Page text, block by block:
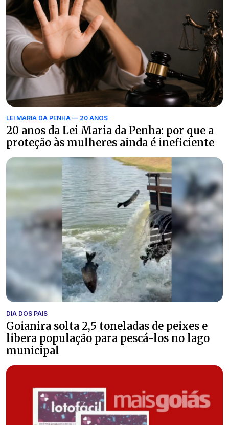
LEI MARIA DA PENHA — 20 ANOS
20 anos da Lei Maria da Penha: por que a
proteção às mulheres ainda é ineficiente
DIA DOS PAIS
Goianira solta 2,5 toneladas de peixes e
libera população para pescá-los no lago
municipal